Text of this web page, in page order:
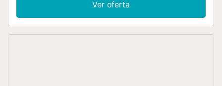
las habitaciones, lavadora y televisión. El apartamento
vacacional también cuenta con un patio privado al aire
Ver oferta